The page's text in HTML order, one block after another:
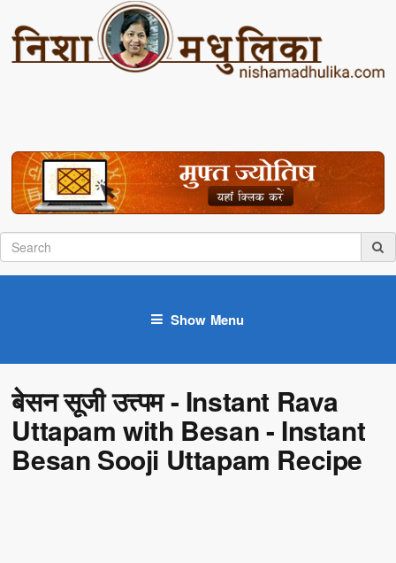
Show Menu
बेसन सूजी उत्त्पम - Instant Rava
Uttapam with Besan - Instant
Besan Sooji Uttapam Recipe